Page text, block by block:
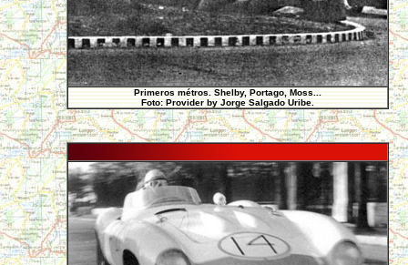
Primeros métros. Shelby, Portago, Moss...
Foto: Provider by Jorge Salgado Uribe.